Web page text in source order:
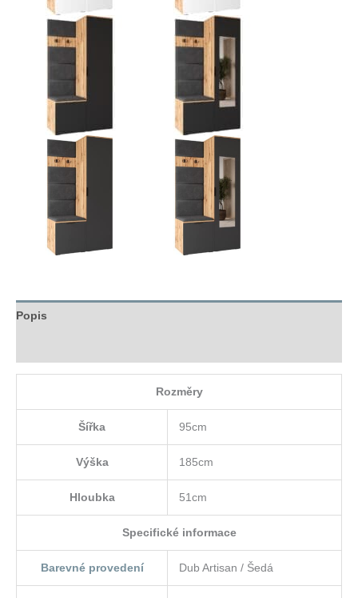
Popis
Rozměry
Šířka 95cm
Výška 185cm
Hloubka 51cm
Specifické informace
Barevné provedení Dub Artisan / Šedá